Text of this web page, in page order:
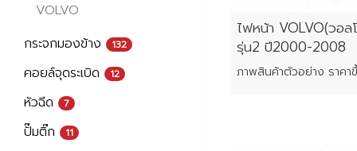
VOLVO
กระจกมองข้าง
132
คอยล์จุดระเบิด 12
หัวฉีด 7
ปั๊มติ๊ก 11
ไฟหน้า VOLVO(วอ
รุ่น2 ปี2000-2008